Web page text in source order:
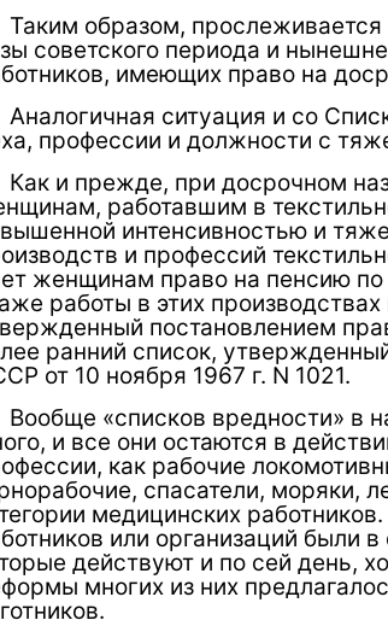
Таким образом,
советского периода и
имеющих право на
Аналогичная ситуация и со
профессии и должности с
Как и прежде, при досрочном
работавшим в
интенсивностью и
и профессий
женщинам право на пенсию
работы в этих
постановлением
ранний список,
от 10 ноября 1967 г. N 1021.
Вообще «списков вредности» в
и все они остаются в
как рабочие
спасатели, моряки,
медицинских
или организаций были
действуют и по сей день,
многих из них